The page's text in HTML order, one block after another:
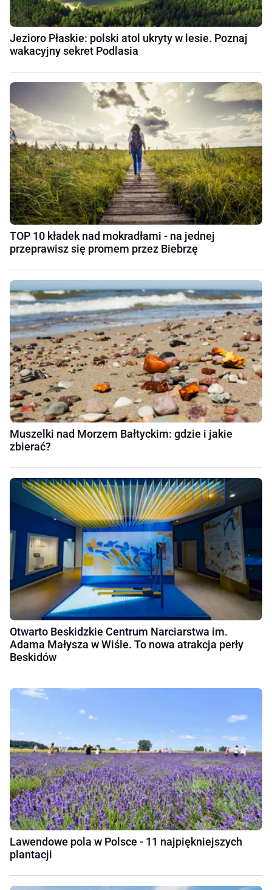
Jezioro Płaskie: polski atol ukryty w lesie. Poznaj
wakacyjny sekret Podlasia
TOP 10 kładek nad mokradłami - na jednej
przeprawisz się promem przez Biebrzę
Muszelki nad Morzem Bałtyckim: gdzie i jakie
zbierać?
Otwarto Beskidzkie Centrum Narciarstwa im.
Adama Małysza w Wiśle. To nowa atrakcja perły
Beskidów
Lawendowe pola w Polsce - 11 najpiękniejszych
plantacji